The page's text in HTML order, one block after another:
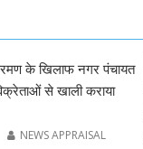
NEWS APPRAISAL